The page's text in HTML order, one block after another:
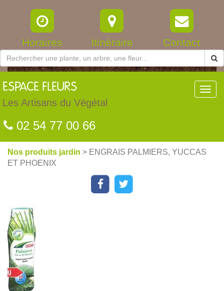
Horaires Itinéraire Contact
ESPACE FLEURS
Les Artisans du Végétal
02 54 77 00 66
Nos produits jardin > ENGRAIS PALMIERS, YUCCAS
ET PHOENIX